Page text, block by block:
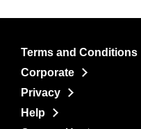
Terms and Conditions
Corporate
Privacy
Help